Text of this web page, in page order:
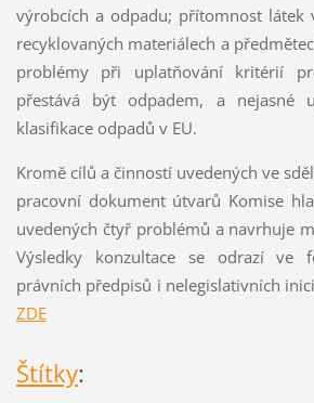
výrobcích a odpadu; přítomnost látek
recyklovaných materiálech a
problémy při uplatňování kritérií
přestává být odpadem, a nejasné
klasifikace odpadů v EU.
Kromě cílů a činností uvedených ve
pracovní dokument útvarů Komise
uvedených čtyř problémů a navrhuje
Výsledky konzultace se odrazí ve
právních předpisů i nelegislativních
ZDE
Štítky: